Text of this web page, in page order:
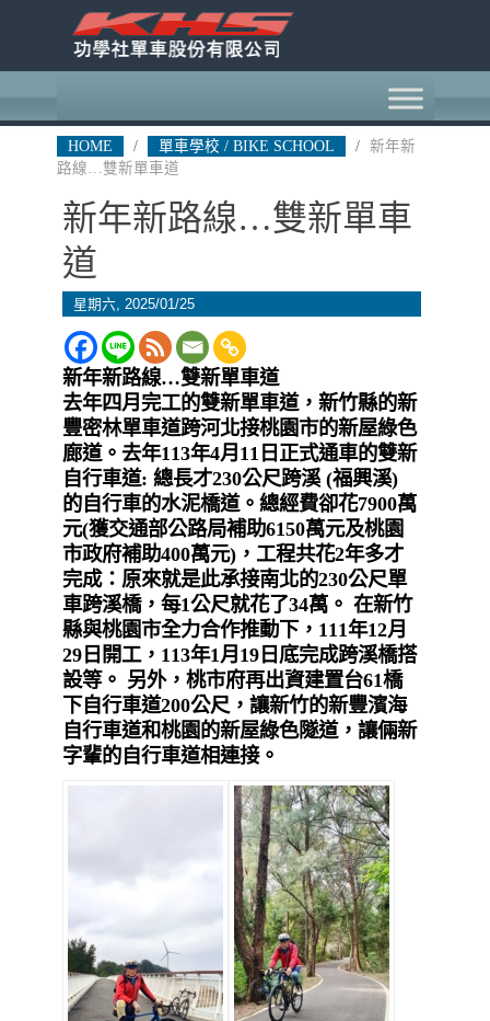
HOME / 單車學校 / BIKE SCHOOL /
新年新
路線…雙新單車道
新年新路線…雙新單車
道
星期六, 2025/01/25
新年新路線…雙新單車道
去年四月完工的雙新單車道，新竹縣的新
豐密林單車道跨河北接桃園市的新屋綠色
廊道。去年113年4月11日正式通車的雙新
自行車道: 總長才230公尺跨溪 (福興溪)
的自行車的水泥橋道。總經費卻花7900萬
元(獲交通部公路局補助6150萬元及桃園
市政府補助400萬元)，工程共花2年多才
完成：原來就是此承接南北的230公尺單
車跨溪橋，每1公尺就花了34萬。 在新竹
縣與桃園市全力合作推動下，111年12月
29日開工，113年1月19日底完成跨溪橋搭
設等。 另外，桃市府再出資建置台61橋
下自行車道200公尺，讓新竹的新豐濱海
自行車道和桃園的新屋綠色隧道，讓倆新
字輩的自行車道相連接。